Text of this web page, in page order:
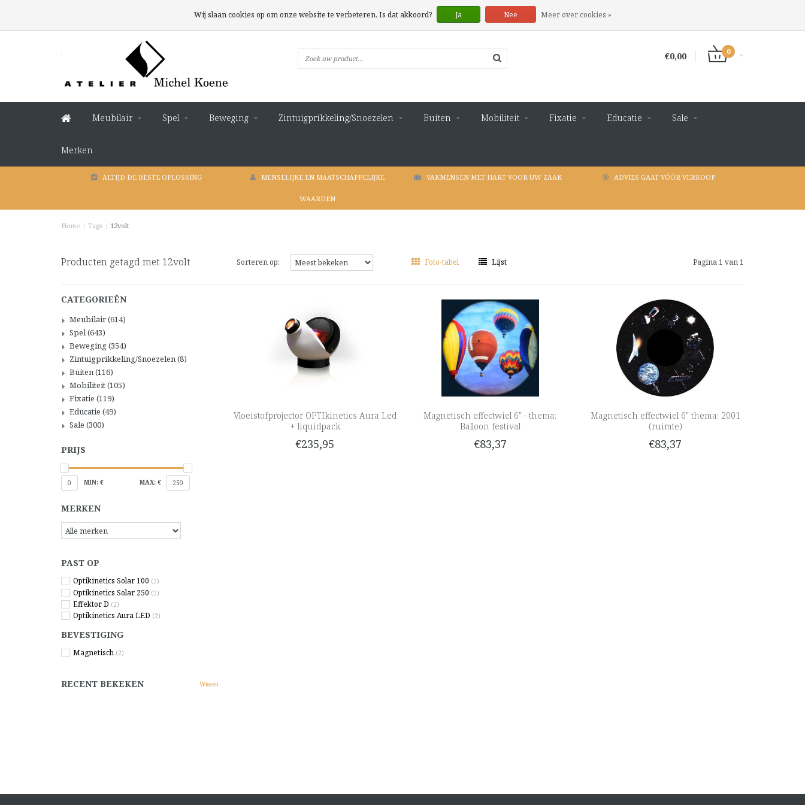
€0,00 0
Meubilair Spel Beweging Zintuigprikkeling/Snoezelen Buiten Mobiliteit Fixatie Educatie Sale
Merken
ALTIJD DE BESTE OPLOSSING MENSELIJKE EN MAATSCHAPPELIJKE
WAARDEN
VAKMENSEN MET HART VOOR UW ZAAK ADVIES GAAT VÓÓR VERKOOP
Home / Tags / 12volt
Producten getagd met 12volt Sorteren op: Foto-tabel Lijst Pagina 1 van 1
CATEGORIEËN
Meubilair(614)
Spel(643)
Beweging(354)
Zintuigprikkeling/Snoezelen(8)
Buiten(116)
Mobiliteit(105)
Fixatie (119)
Educatie (49)
Sale (300)
PRIJS
0 MIN: € MAX: € 250
MERKEN
PAST OP
Optikinetics Solar 100 (2)
Optikinetics Solar 250 (2)
Effektor D (2)
Optikinetics Aura LED (2)
BEVESTIGING
Magnetisch (2)
RECENT BEKEKEN Wissen
Vloeistofprojector OPTIkinetics Aura Led
+ liquidpack
€235,95
Magnetisch effectwiel 6" - thema:
Balloon festival
€83,37
Magnetisch effectwiel 6" thema: 2001
(ruimte)
€83,37
Wij slaan cookies op om onze website te verbeteren. Is dat akkoord? Ja Nee Meer over cookies »